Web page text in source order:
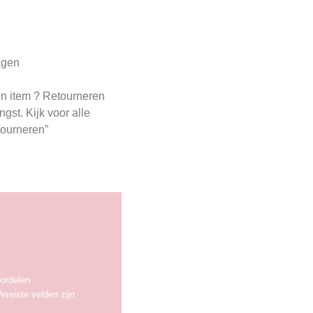
item ? Retourneren
Kijk voor alle
velden zijn